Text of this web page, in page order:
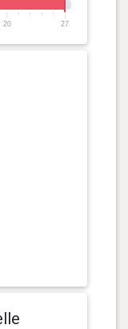
20 27